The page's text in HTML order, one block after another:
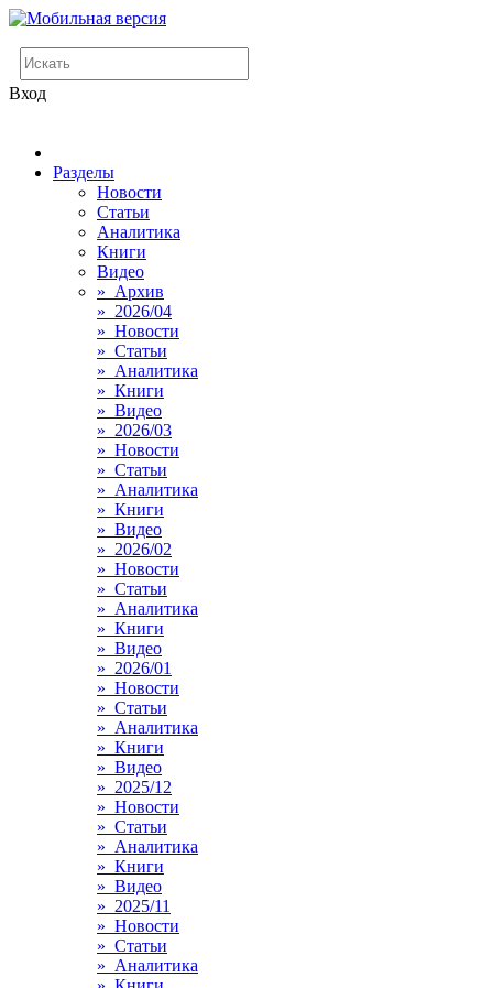
Вход
Разделы
Новости
Статьи
Аналитика
Книги
Видео
» Архив
» 2026/04
» Новости
» Статьи
» Аналитика
» Книги
» Видео
» 2026/03
» Новости
» Статьи
» Аналитика
» Книги
» Видео
» 2026/02
» Новости
» Статьи
» Аналитика
» Книги
» Видео
» 2026/01
» Новости
» Статьи
» Аналитика
» Книги
» Видео
» 2025/12
» Новости
» Статьи
» Аналитика
» Книги
» Видео
» 2025/11
» Новости
» Статьи
» Аналитика